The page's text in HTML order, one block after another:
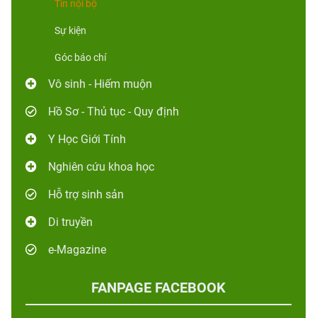
Tin nội bộ
Sự kiện
Góc báo chí
Vô sinh - Hiếm muộn
Hồ Sơ - Thủ tục - Quy định
Y Học Giới Tính
Nghiên cứu khoa học
Hỗ trợ sinh sản
Di truyền
e-Magazine
FANPAGE FACEBOOK